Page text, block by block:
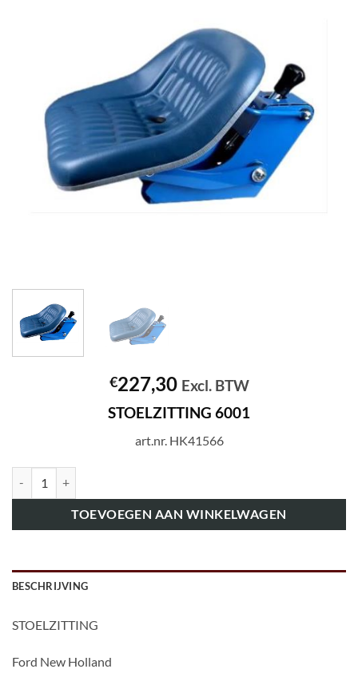
€227,30 Excl. BTW
STOELZITTING 6001
art.nr. HK41566
TOEVOEGEN AAN WINKELWAGEN
BESCHRIJVING
STOELZITTING
Ford New Holland